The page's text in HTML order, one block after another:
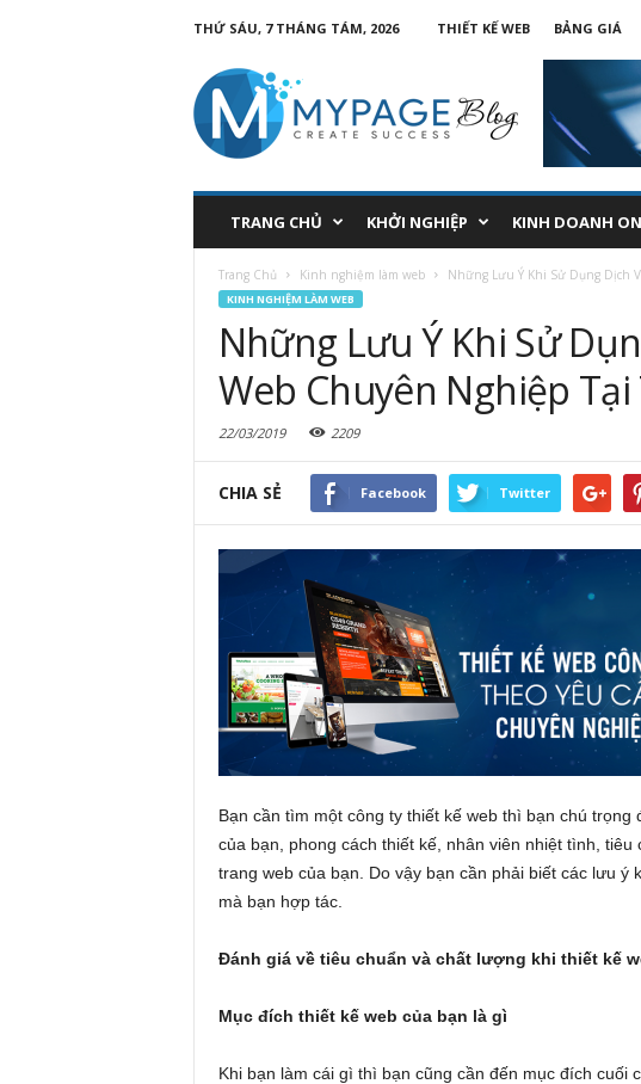
THỨ SÁU, 7 THÁNG TÁM, 2026 THIẾT KẾ WEB BẢNG GIÁ
TRANG CHỦ KHỞI NGHIỆP KINH DOANH
Trang Chủ Kinh nghiệm làm web Những Lưu Ý Khi Sử Dụng Dịch
KINH NGHIỆM LÀM WEB
Những Lưu Ý Khi Sử
Web Chuyên Nghiệp Tại
22/03/2019 2209
CHIA SẺ Facebook Twitter
Bạn cần tìm một công ty thiết kế web thì bạn chú
của bạn, phong cách thiết kế, nhân viên nhiệt tình,
trang web của bạn. Do vậy bạn cần phải biết các lưu ý
mà bạn hợp tác.
Đánh giá về tiêu chuẩn và chất lượng khi thiết kế
Mục đích thiết kế web của bạn là gì
Khi bạn làm cái gì thì bạn cũng cần đến mục đích cuối